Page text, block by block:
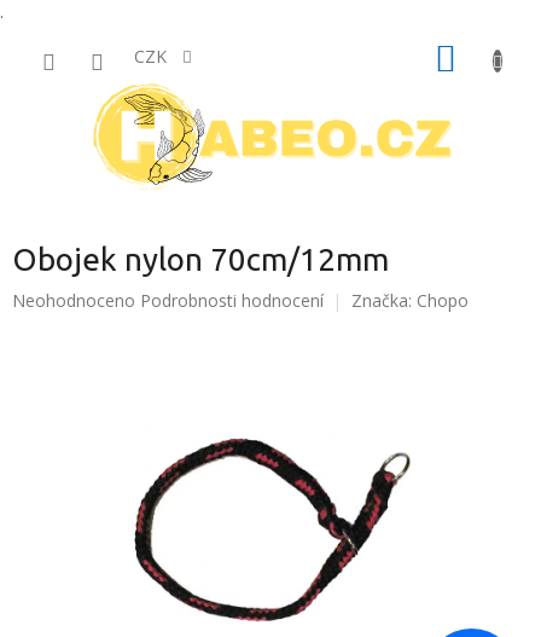
.
CZK
Obojek nylon 70cm/12mm
Průměrné
Neohodnoceno Podrobnosti hodnocení Značka: Chopo